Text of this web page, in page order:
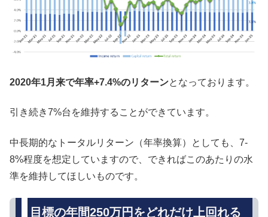
2020年1月来で年率+7.4%のリターンとなっております。
引き続き7%台を維持することができています。
中長期的なトータルリターン（年率換算）としても、7-
8%程度を想定していますので、できればこのあたりの水
準を維持してほしいものです。
目標の年間250万円をどれだけ上回れる